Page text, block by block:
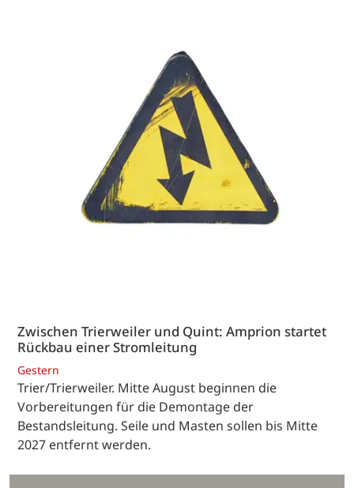
Zwischen Trierweiler und Quint: Amprion startet
Rückbau einer Stromleitung
Gestern
Trier/Trierweiler. Mitte August beginnen die
Vorbereitungen für die Demontage der
Bestandsleitung. Seile und Masten sollen bis Mitte
2027 entfernt werden.